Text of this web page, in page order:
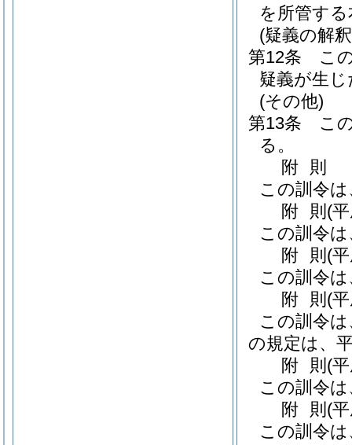
を所管す
(疑義の解
第12条
こ
疑義が生
(その他)
第13条
こ
る。
附 則
この訓令
附 則 (
この訓令
附 則 (
この訓令
附 則 (
この訓令
の規定は、
附 則 (
この訓令
附 則 (
この訓令